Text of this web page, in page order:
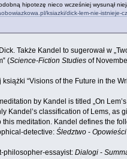
hipotezę nieco wcześniej wysunął
ksiazki/dick-lem-nie-istnieje-
Także Kandel to sugerował w
‎‎(Science-Fiction Studies of
“Visions of the Future in the
by Kandel is titled „On Lem’s
‎Kandel’s classification of Lems, as
this meditation. Kandel defines ‎the
detective:Śledztwo -
philosopher-essayist:Dialogi -